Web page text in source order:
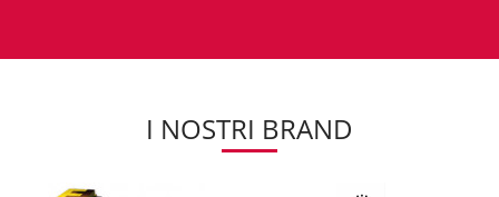
I NOSTRI BRAND